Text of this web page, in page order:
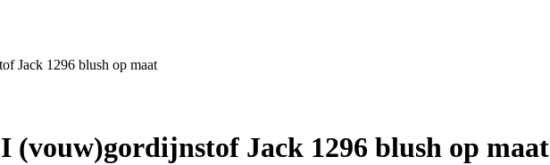
Jack 1296 blush op maat
Jack 1296 blush op maat